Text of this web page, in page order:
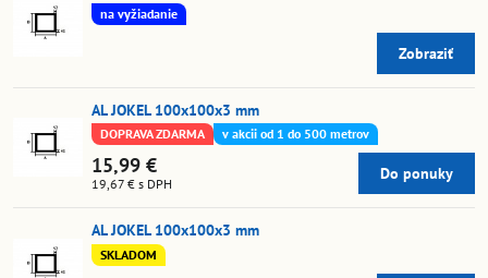
na vyžiadanie
Zobraziť
AL JOKEL 100x100x3 mm
DOPRAVA ZDARMA v akcii od 1 do 500 metrov
15,99 €
19,67 € s DPH
Do ponuky
AL JOKEL 100x100x3 mm
SKLADOM